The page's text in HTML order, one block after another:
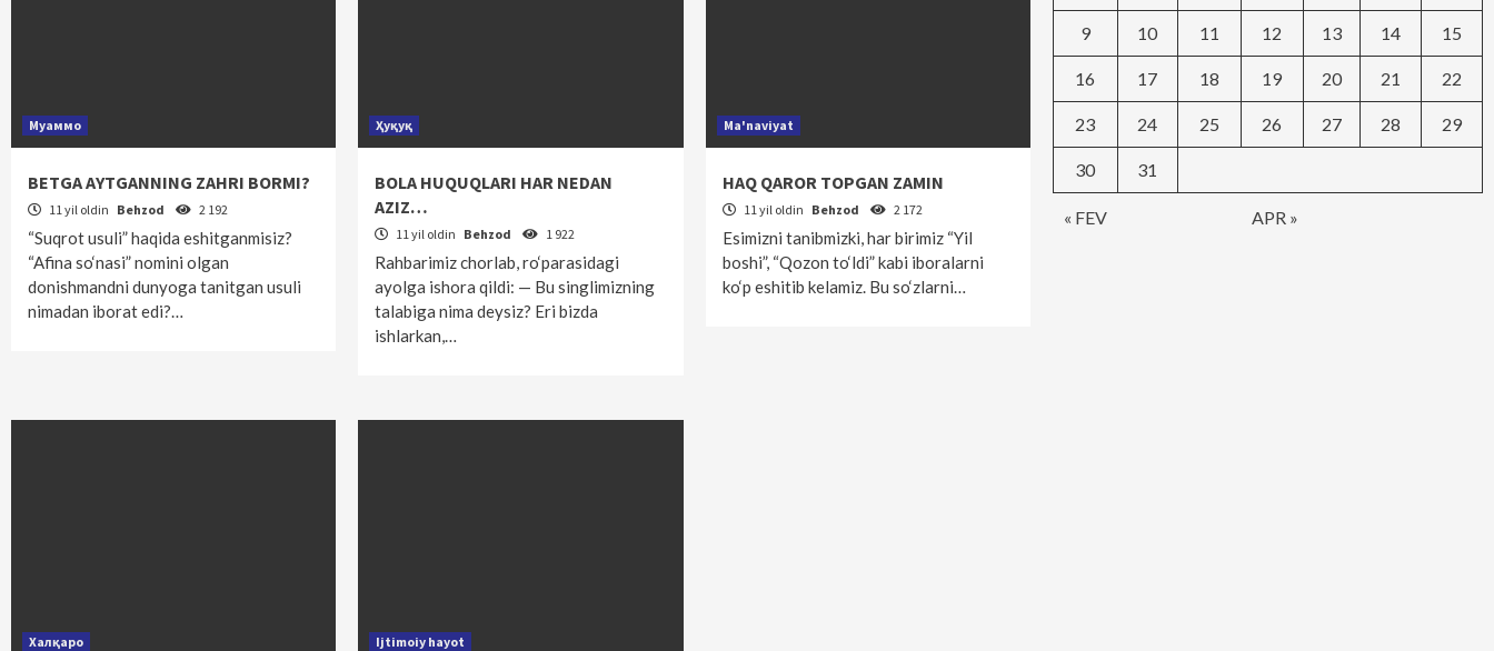
Муаммо
BETGA AYTGANNING ZAHRI BORMI?
11 yil oldin Behzod 2 192
“Suqrot usuli” haqida eshitganmisiz?
“Afina so‘nasi” nomini olgan
donishmandni dunyoga tanitgan usuli
nimadan iborat edi?…
Ҳуқуқ
BOLA HUQUQLARI HAR NEDAN
AZIZ…
11 yil oldin Behzod 1 922
Rahbarimiz chorlab, ro‘parasidagi
ayolga ishora qildi: — Bu singlimizning
talabiga nima deysiz? Eri bizda
ishlarkan,…
Ma'naviyat
HAQ QAROR TOPGAN ZAMIN
11 yil oldin Behzod 2 172
Esimizni tanibmizki, har birimiz “Yil
boshi”, “Qozon to‘ldi” kabi iboralarni
ko‘p eshitib kelamiz. Bu so‘zlarni…
Халқаро Ijtimoiy hayot
« FEV APR »
9 10 11 12 13 14 15
16 17 18 19 20 21 22
23 24 25 26 27 28 29
30 31